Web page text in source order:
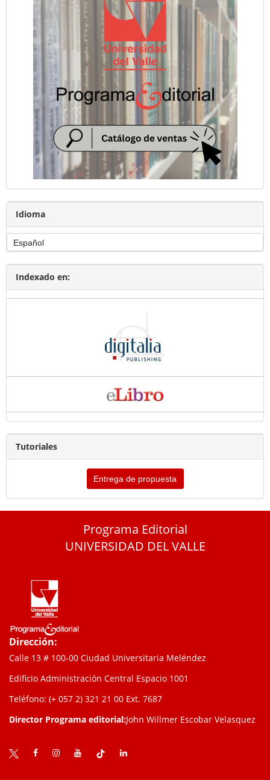
Idioma
Indexado en:
Tutoriales
Entrega de propuesta
Programa Editorial
UNIVERSIDAD DEL VALLE
Dirección:
Calle 13 # 100-00 Ciudad Universitaria Meléndez
Edificio Administración Central Espacio 1001
Teléfono: (+ 057 2) 321 21 00 Ext. 7687
Director Programa editorial:John Willmer Escobar Velasquez